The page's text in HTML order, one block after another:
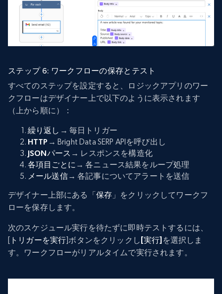
ステップ 6: ワークフローの保存とテスト
すべてのステップを設定すると、ロジックアプリのワー
クフローはデザイナー上で以下のように表示されます
（上から順に）：
繰り返し → 毎日トリガー
HTTP → Bright Data SERP APIを呼び出し
JSONパース → レスポンスを構造化
各項目ごとに → 各ニュース結果をループ処理
メール送信→ 各記事についてアラートを送信
デザイナー上部にある「 保存 」をクリックしてワークフ
ローを保存します。
次のスケジュール実行を待たずに即時テストするには、
[ トリガーを実行 ]ボタンをクリックし [実行] を選択しま
す。ワークフローがリアルタイムで実行されます。